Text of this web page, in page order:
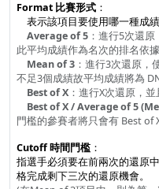
Format 比賽形式 ：
表示該項目要使用哪一種成
Average of 5 ：進行5次還
此平均成績作為名次的排名依據
Mean of 3 ：進行3次還原，
不足3個成績故平均成績將為
Best of X ：進行X次還原，
Best of X / Average of 5
門檻的參賽者將只會有 Best of
Cutoff 時間門檻 ：
指選手必須要在前兩次的還原
格完成剩下三次的還原機會。